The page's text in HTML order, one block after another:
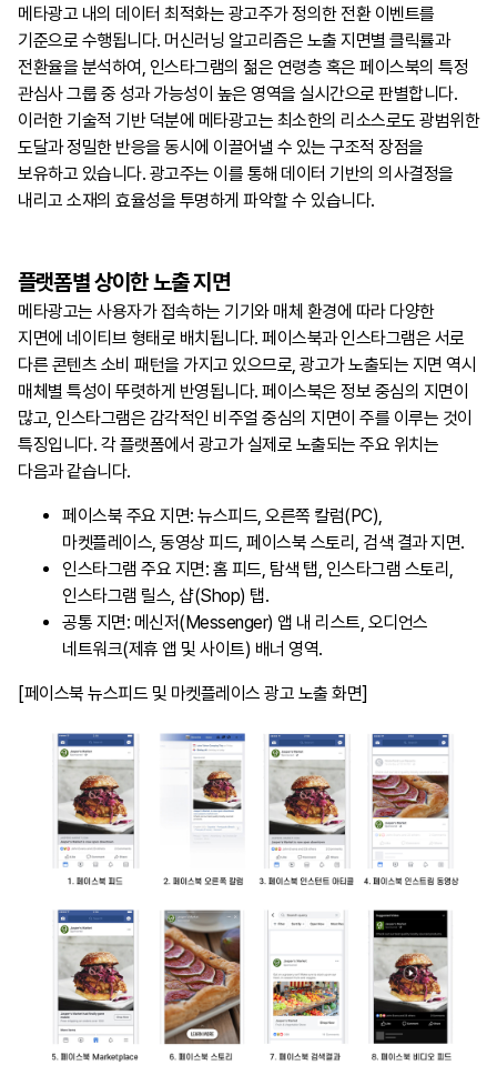
메타광고 내의 데이터 최적화는 광고주가 정의한 전환 이벤트를
기준으로 수행됩니다. 머신러닝 알고리즘은 노출 지면별 클릭률과
전환율을 분석하여, 인스타그램의 젊은 연령층 혹은 페이스북의 특정
관심사 그룹 중 성과 가능성이 높은 영역을 실시간으로 판별합니다.
이러한 기술적 기반 덕분에 메타광고는 최소한의 리소스로도 광범위한
도달과 정밀한 반응을 동시에 이끌어낼 수 있는 구조적 장점을
보유하고 있습니다. 광고주는 이를 통해 데이터 기반의 의사결정을
내리고 소재의 효율성을 투명하게 파악할 수 있습니다.
플랫폼별 상이한 노출 지면
메타광고는 사용자가 접속하는 기기와 매체 환경에 따라 다양한
지면에 네이티브 형태로 배치됩니다. 페이스북과 인스타그램은 서로
다른 콘텐츠 소비 패턴을 가지고 있으므로, 광고가 노출되는 지면 역시
매체별 특성이 뚜렷하게 반영됩니다. 페이스북은 정보 중심의 지면이
많고, 인스타그램은 감각적인 비주얼 중심의 지면이 주를 이루는 것이
특징입니다. 각 플랫폼에서 광고가 실제로 노출되는 주요 위치는
다음과 같습니다.
페이스북 주요 지면: 뉴스피드, 오른쪽 칼럼(PC),
마켓플레이스, 동영상 피드, 페이스북 스토리, 검색 결과 지면.
인스타그램 주요 지면: 홈 피드, 탐색 탭, 인스타그램 스토리,
인스타그램 릴스, 샵(Shop) 탭.
공통 지면: 메신저(Messenger) 앱 내 리스트, 오디언스
네트워크(제휴 앱 및 사이트) 배너 영역.
[페이스북 뉴스피드 및 마켓플레이스 광고 노출 화면]